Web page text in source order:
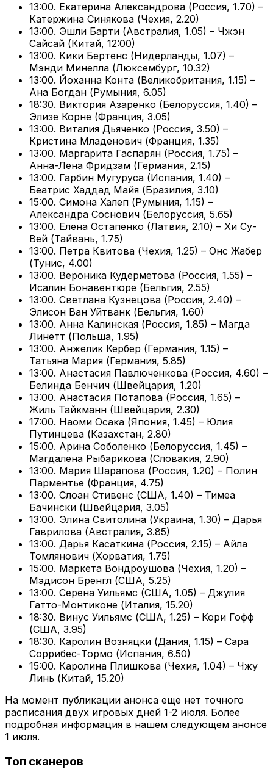
13:00. Екатерина Александрова (Россия, 1.70) –
Катержина Синякова (Чехия, 2.20)
13:00. Эшли Барти (Австралия, 1.05) – Чжэн
Сайсай (Китай, 12:00)
13:00. Кики Бертенс (Нидерланды, 1.07) –
Мэнди Минелла (Люксембург, 10.32)
13:00. Йоханна Конта (Великобритания, 1.15) –
Ана Богдан (Румыния, 6.05)
18:30. Виктория Азаренко (Белоруссия, 1.40) –
Элизе Корне (Франция, 3.05)
13:00. Виталия Дьяченко (Россия, 3.50) –
Кристина Младенович (Франция, 1.35)
13:00. Маргарита Гаспарян (Россия, 1.75) –
Анна-Лена Фридзам (Германия, 2.15)
13:00. Гарбин Мугуруса (Испания, 1.40) –
Беатрис Хаддад Майя (Бразилия, 3.10)
15:00. Симона Халеп (Румыния, 1.15) –
Александра Соснович (Белоруссия, 5.65)
13:00. Елена Остапенко (Латвия, 2.10) – Хи Су-
Вей (Тайвань, 1.75)
13:00. Петра Квитова (Чехия, 1.25) – Онс Жабер
(Тунис, 4.00)
13:00. Вероника Кудерметова (Россия, 1.55) –
Исалин Бонавентюре (Бельгия, 2.55)
13:00. Светлана Кузнецова (Россия, 2.40) –
Элисон Ван Уйтванк (Бельгия, 1.60)
13:00. Анна Калинская (Россия, 1.85) – Магда
Линетт (Польша, 1.95)
13:00. Анжелик Кербер (Германия, 1.15) –
Татьяна Мария (Германия, 5.85)
13:00. Анастасия Павлюченкова (Россия, 4.60) –
Белинда Бенчич (Швейцария, 1.20)
13:00. Анастасия Потапова (Россия, 1.65) –
Жиль Тайкманн (Швейцария, 2.30)
17:00. Наоми Осака (Япония, 1.45) – Юлия
Путинцева (Казахстан, 2.80)
15:00. Арина Соболенко (Белоруссия, 1.45) –
Магдалена Рыбарикова (Словакия, 2.90)
13:00. Мария Шарапова (Россия, 1.20) – Полин
Парментье (Франция, 4.75)
13:00. Слоан Стивенс (США, 1.40) – Тимеа
Бачински (Швейцария, 3.05)
13:00. Элина Свитолина (Украина, 1.30) – Дарья
Гаврилова (Австралия, 3.85)
13:00. Дарья Касаткина (Россия, 2.15) – Айла
Томлянович (Хорватия, 1.75)
15:00. Маркета Вондроушова (Чехия, 1.20) –
Мэдисон Бренгл (США, 5.25)
13:00. Серена Уильямс (США, 1.05) – Джулия
Гатто-Монтиконе (Италия, 15.20)
18:30. Винус Уильямс (США, 1.25) – Кори Гофф
(США, 3.95)
18:30. Каролин Возняцки (Дания, 1.15) – Сара
Соррибес-Тормо (Испания, 6.50)
15:00. Каролина Плишкова (Чехия, 1.04) – Чжу
Линь (Китай, 15.20)
На момент публикации анонса еще нет точного
расписания двух игровых дней 1-2 июля. Более
подробная информация в нашем следующем анонсе
1 июля.
Топ сканеров